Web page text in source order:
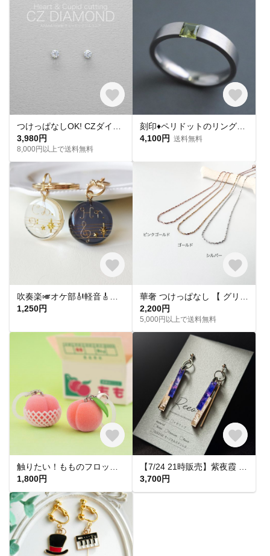
3,980円
8,000円以上で送料無料
4,100円 送料無料
1,250円
2,200円
5,000円以上で送料無料
1,800円
3,700円